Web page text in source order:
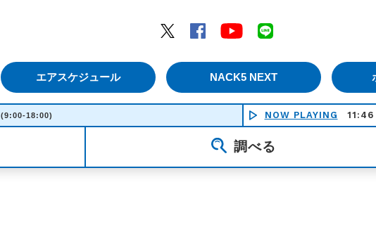
Twitter
Facebook YouTube
エアスケジュール NACK5 NEXT
(9:00-18:00) NOW PLAYING 11:46
調べる